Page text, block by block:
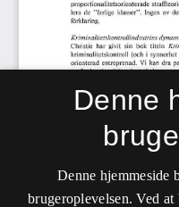
Denne
Denne hjemmeside
brugeroplevelsen. Ved